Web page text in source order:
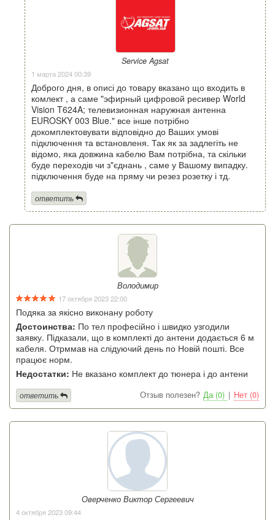
Service Agsat
1 марта 2024 00:39
Доброго дня, в описі до товару вказано що входить в
комлект , а саме "эфирный цифровой ресивер World
Vision T624A; телевизионная наружная антенна
EUROSKY 003 Blue." все інше потрібно
докомплектовувати відповідно до Ваших умові
підключення та встановленя. Так як за задлегіть не
відомо, яка довжина кабелю Вам потрібна, та скільки
буде переходів чи з"єднань , саме у Вашому випадку.
підключення буде на пряму чи резез розетку і тд.
ответить
Володимир
17 октября 2023 22:00
Подяка за якісно виконану роботу
Достоинства: По тел професійно і швидко узгодили
заявку. Підказали, що в комплекті до антени додається 6 м
кабеля. Отрммав на слідуючий день по Новій пошті. Все
працює норм.
Недостатки: Не вказано комплект до тюнера і до антени
Отзыв полезен? Да (0) | Нет (0)
ответить
Оверченко Виктор Сергеевич
4 октября 2023 09:44